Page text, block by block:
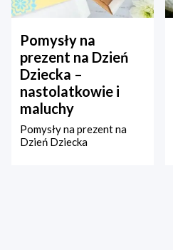
Pomysły na
prezent na Dzień
Dziecka –
nastolatkowie i
maluchy
Pomysły na prezent na
Dzień Dziecka